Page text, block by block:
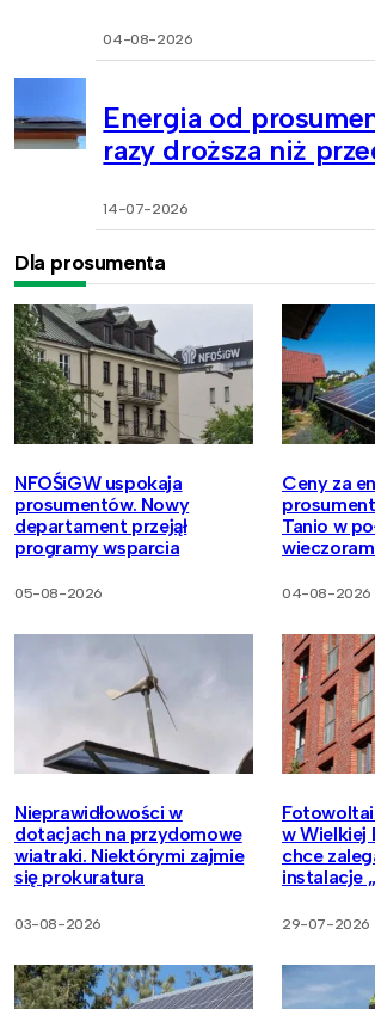
04-08-2026
Energia od
razy droższa niż
14-07-2026
Dla prosumenta
NFOŚiGW uspokaja
prosumentów. Nowy
departament przejął
programy wsparcia
05-08-2026
Ceny za
Tanio w
04-08-2026
Nieprawidłowości w
dotacjach na przydomowe
wiatraki. Niektórymi zajmie
się prokuratura
03-08-2026
w Wielkiej
chce
instalacje
29-07-2026